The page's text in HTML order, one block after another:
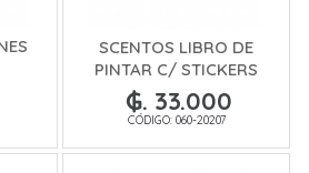
SCENTOS LIBRO DE
PINTAR C/ STICKERS
₲. 33.000
CÓDIGO: 060-20207